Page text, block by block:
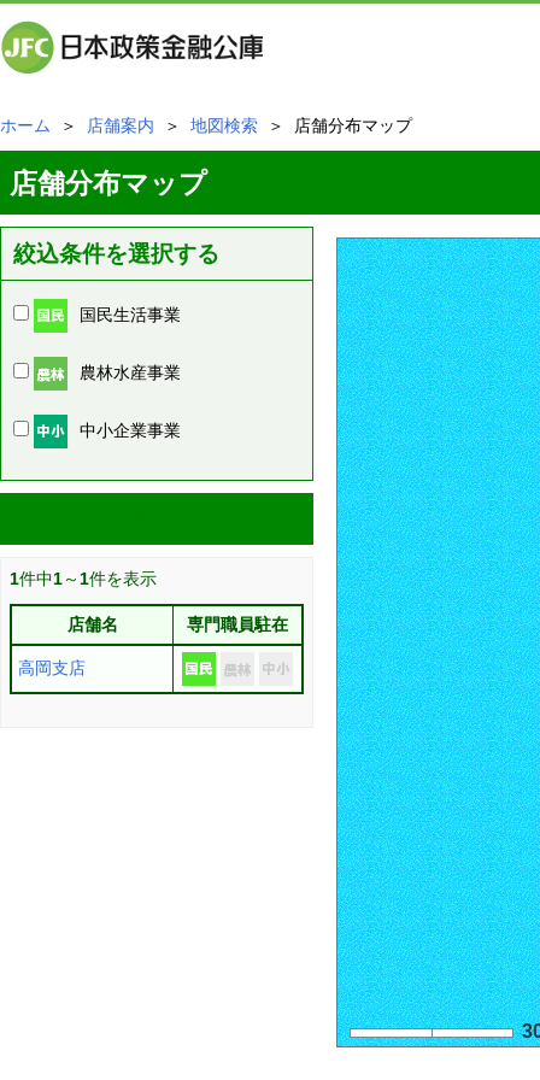
ホーム ＞ 店舗案内 ＞ 地図検索 ＞ 店舗分布マップ
店舗分布マップ
絞込条件を選択する
国民生活事業
農林水産事業
中小企業事業
1件中1～ 1件を表示
店舗名 専門職員駐在
高岡支店